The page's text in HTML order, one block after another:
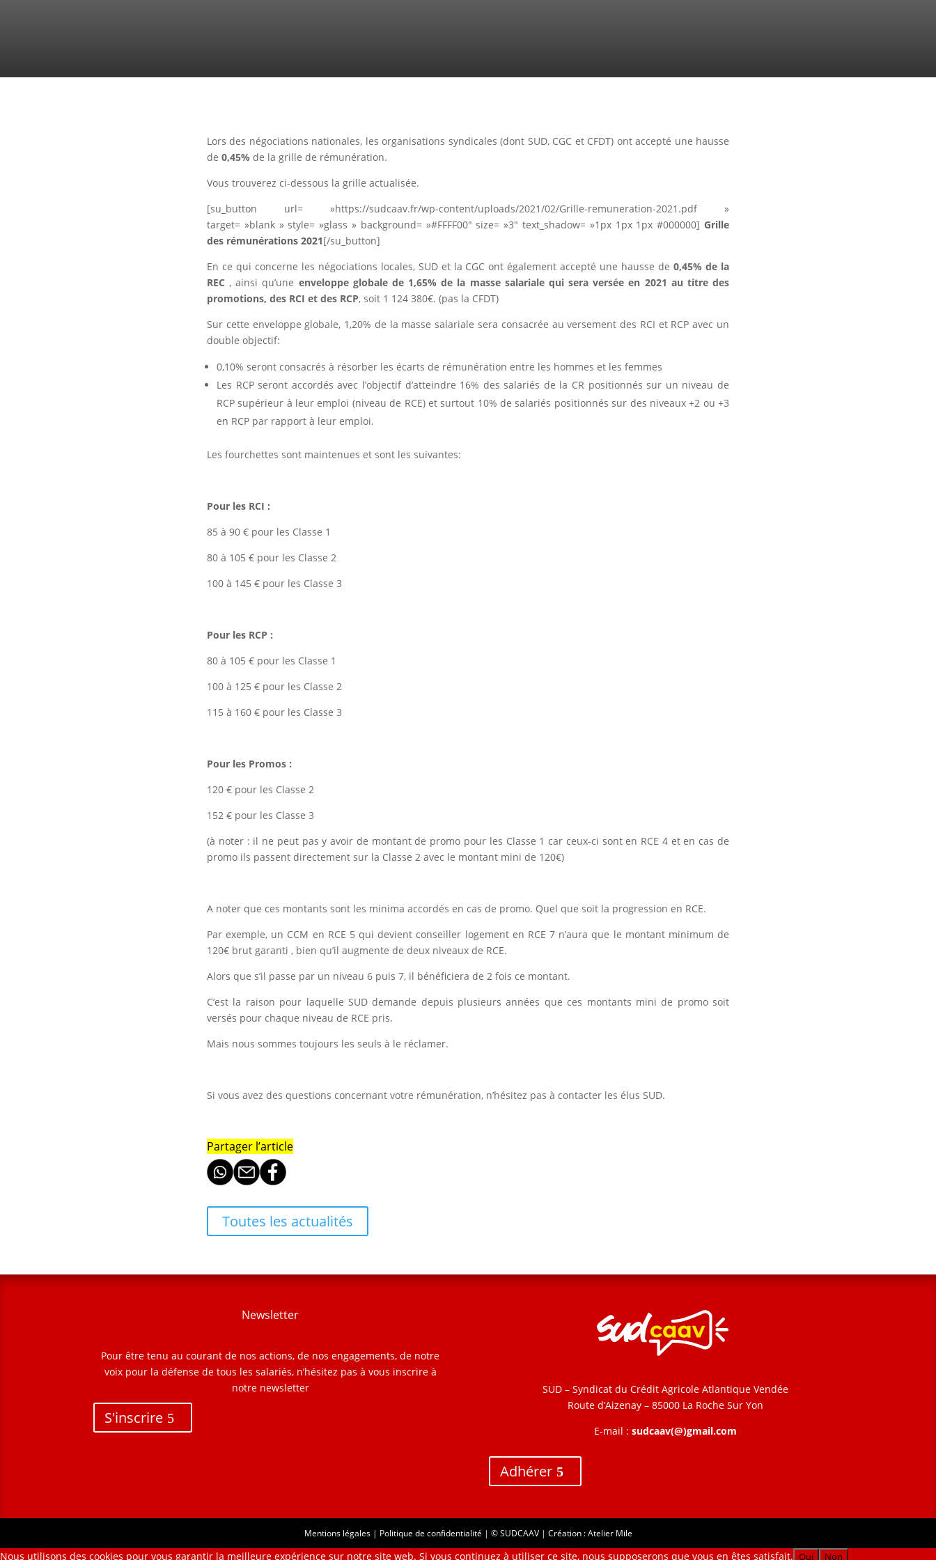
Lors des négociations nationales, les organisations syndicales (dont SUD, CGC et CFDT) ont accepté une hausse
de 0,45% de la grille de rémunération.
Vous trouverez ci-dessous la grille actualisée.
[su_button url= »https://sudcaav.fr/wp-content/uploads/2021/02/Grille-remuneration-2021.pdf »
target= »blank » style= »glass » background= »#FFFF00″ size= »3″ text_shadow= »1px 1px 1px #000000] Grille
des rémunérations 2021[/su_button]
En ce qui concerne les négociations locales, SUD et la CGC ont également accepté une hausse de0,45% de la
REC , ainsi qu’une enveloppe globale de 1,65% de la masse salariale qui sera versée en 2021 au titre des
promotions, des RCI et des RCP, soit 1 124 380€. (pas la CFDT)
Sur cette enveloppe globale, 1,20% de la masse salariale sera consacrée au versement des RCI et RCP avec un
double objectif:
0,10% seront consacrés à résorber les écarts de rémunération entre les hommes et les femmes
Les RCP seront accordés avec l’objectif d’atteindre 16% des salariés de la CR positionnés sur un niveau de
RCP supérieur à leur emploi (niveau de RCE) et surtout 10% de salariés positionnés sur des niveaux +2 ou +3
en RCP par rapport à leur emploi.
Les fourchettes sont maintenues et sont les suivantes:
Pour les RCI :
85 à 90 € pour les Classe 1
80 à 105 € pour les Classe 2
100 à 145 € pour les Classe 3
Pour les RCP :
80 à 105 € pour les Classe 1
100 à 125 € pour les Classe 2
115 à 160 € pour les Classe 3
Pour les Promos :
120 € pour les Classe 2
152 € pour les Classe 3
(à noter : il ne peut pas y avoir de montant de promo pour les Classe 1 car ceux-ci sont en RCE 4 et en cas de
promo ils passent directement sur la Classe 2 avec le montant mini de 120€)
A noter que ces montants sont les minima accordés en cas de promo. Quel que soit la progression en RCE.
Par exemple, un CCM en RCE 5 qui devient conseiller logement en RCE 7 n’aura que le montant minimum de
120€ brut garanti , bien qu’il augmente de deux niveaux de RCE.
Alors que s’il passe par un niveau 6 puis 7, il bénéficiera de 2 fois ce montant.
C’est la raison pour laquelle SUD demande depuis plusieurs années que ces montants mini de promo soit
versés pour chaque niveau de RCE pris.
Mais nous sommes toujours les seuls à le réclamer.
Si vous avez des questions concernant votre rémunération, n’hésitez pas à contacter les élus SUD.
Partager l’article
Toutes les actualités
Newsletter
Pour être tenu au courant de nos actions, de nos engagements, de notre
voix pour la défense de tous les salariés, n’hésitez pas à vous inscrire à
notre newsletter
S'inscrire
SUD – Syndicat du Crédit Agricole Atlantique Vendée
Route d’Aizenay – 85000 La Roche Sur Yon
E-mail :sudcaav(@)gmail.com
Adhérer
Mentions légales| Politique de confidentialité | © SUDCAAV | Création :Atelier Mile
Nous utilisons des cookies pour vous garantir la meilleure expérience sur notre site web. Si vous continuez à utiliser ce site, nous supposerons que vous en êtes satisfait. Oui Non